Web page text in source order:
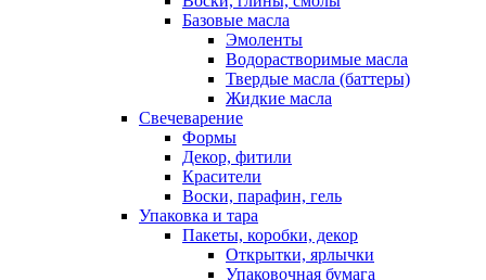
Базовые масла
Эмоленты
Водорастворимые масла
Твердые масла (баттеры)
Жидкие масла
Свечеварение
Формы
Декор, фитили
Красители
Воски, парафин, гель
Упаковка и тара
Пакеты, коробки, декор
Открытки, ярлычки
Упаковочная бумага